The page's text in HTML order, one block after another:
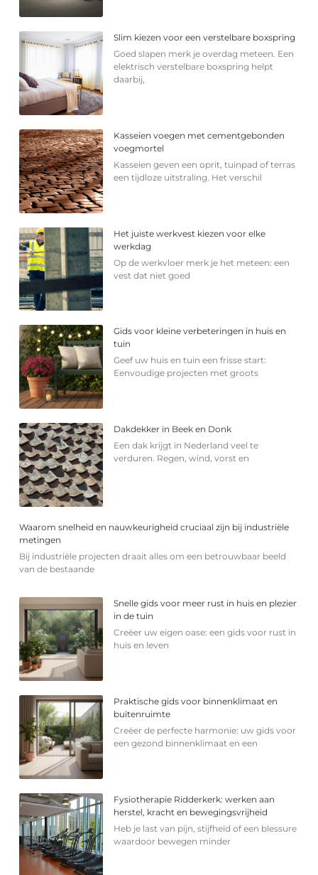
Slim kiezen voor een verstelbare boxspring
Goed slapen merk je overdag meteen. Een
elektrisch verstelbare boxspring helpt
daarbij,
Kasseien voegen met cementgebonden
voegmortel
Kasseien geven een oprit, tuinpad of terras
een tijdloze uitstraling. Het verschil
Het juiste werkvest kiezen voor elke
werkdag
Op de werkvloer merk je het meteen: een
vest dat niet goed
Gids voor kleine verbeteringen in huis en
tuin
Geef uw huis en tuin een frisse start:
Eenvoudige projecten met groots
Dakdekker in Beek en Donk
Een dak krijgt in Nederland veel te
verduren. Regen, wind, vorst en
Waarom snelheid en nauwkeurigheid cruciaal zijn bij industriële
metingen
Bij industriële projecten draait alles om een betrouwbaar beeld
van de bestaande
Snelle gids voor meer rust in huis en plezier
in de tuin
Creëer uw eigen oase: een gids voor rust in
huis en leven
Praktische gids voor binnenklimaat en
buitenruimte
Creëer de perfecte harmonie: uw gids voor
een gezond binnenklimaat en een
Fysiotherapie Ridderkerk: werken aan
herstel, kracht en bewegingsvrijheid
Heb je last van pijn, stijfheid of een blessure
waardoor bewegen minder